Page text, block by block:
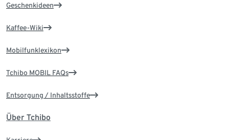
Geschenkideen
Kaffee-Wiki
Mobilfunklexikon
Tchibo MOBIL FAQs
Entsorgung / Inhaltsstoffe
Über Tchibo